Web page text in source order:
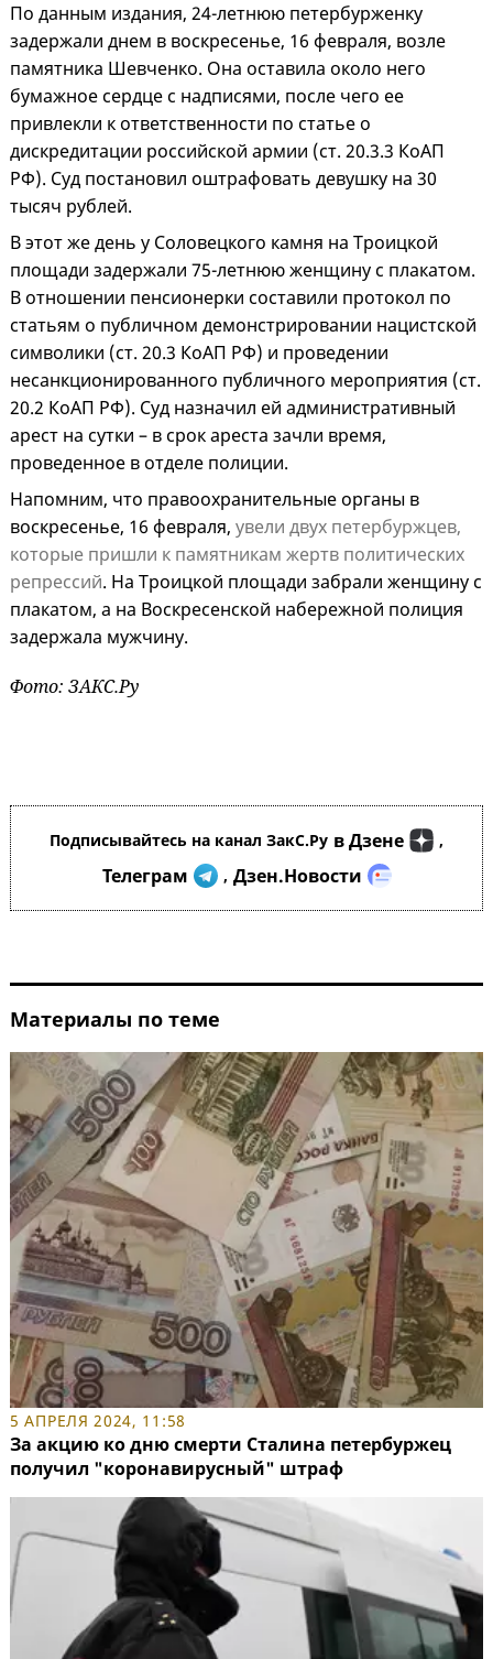
По данным издания, 24-летнюю петербурженку
задержали днем в воскресенье, 16 февраля, возле
памятника Шевченко. Она оставила около него
бумажное сердце с надписями, после чего ее
привлекли к ответственности по статье о
дискредитации российской армии (ст. 20.3.3 КоАП
РФ). Суд постановил оштрафовать девушку на 30
тысяч рублей.
В этот же день у Соловецкого камня на Троицкой
площади задержали 75-летнюю женщину с плакатом.
В отношении пенсионерки составили протокол по
статьям о публичном демонстрировании нацистской
символики (ст. 20.3 КоАП РФ) и проведении
несанкционированного публичного мероприятия (ст.
20.2 КоАП РФ). Суд назначил ей административный
арест на сутки – в срок ареста зачли время,
проведенное в отделе полиции.
Напомним, что правоохранительные органы в
воскресенье, 16 февраля, увели двух петербуржцев,
которые пришли к памятникам жертв политических
репрессий. На Троицкой площади забрали женщину с
плакатом, а на Воскресенской набережной полиция
задержала мужчину.
Фото: ЗАКС.Ру
Подписывайтесь на канал ЗакС.Ру в Дзене ,
Телеграм , Дзен.Новости
Материалы по теме
5 АПРЕЛЯ 2024, 11:58
За акцию ко дню смерти Сталина петербуржец
получил "коронавирусный" штраф